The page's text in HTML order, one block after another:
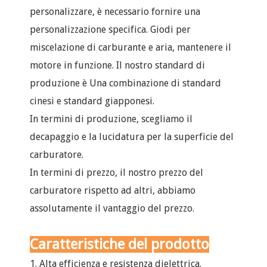
personalizzare, è necessario fornire una
personalizzazione specifica. Giodi per
miscelazione di carburante e aria, mantenere il
motore in funzione. Il nostro standard di
produzione è Una combinazione di standard
cinesi e standard giapponesi.
In termini di produzione, scegliamo il
decapaggio e la lucidatura per la superficie del
carburatore.
In termini di prezzo, il nostro prezzo del
carburatore rispetto ad altri, abbiamo
assolutamente il vantaggio del prezzo.
Caratteristiche del prodotto
1. Alta efficienza e resistenza dielettrica.